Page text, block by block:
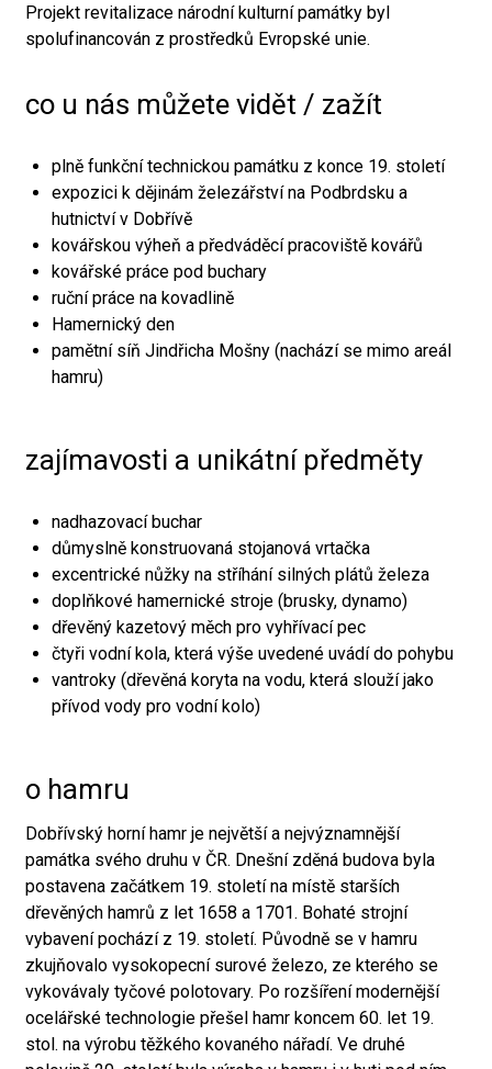
Projekt revitalizace národní kulturní památky byl
spolufinancován z prostředků Evropské unie.
co u nás můžete vidět / zažít
plně funkční technickou památku z konce 19. století
expozici k dějinám železářství na Podbrdsku a
hutnictví v Dobřívě
kovářskou výheň a předváděcí pracoviště kovářů
kovářské práce pod buchary
ruční práce na kovadlině
Hamernický den
pamětní síň Jindřicha Mošny (nachází se mimo areál
hamru)
zajímavosti a unikátní předměty
nadhazovací buchar
důmyslně konstruovaná stojanová vrtačka
excentrické nůžky na stříhání silných plátů železa
doplňkové hamernické stroje (brusky, dynamo)
dřevěný kazetový měch pro vyhřívací pec
čtyři vodní kola, která výše uvedené uvádí do pohybu
vantroky (dřevěná koryta na vodu, která slouží jako
přívod vody pro vodní kolo)
o hamru
Dobřívský horní hamr je největší a nejvýznamnější
památka svého druhu v ČR. Dnešní zděná budova byla
postavena začátkem 19. století na místě starších
dřevěných hamrů z let 1658 a 1701. Bohaté strojní
vybavení pochází z 19. století. Původně se v hamru
zkujňovalo vysokopecní surové železo, ze kterého se
vykovávaly tyčové polotovary. Po rozšíření modernější
ocelářské technologie přešel hamr koncem 60. let 19.
stol. na výrobu těžkého kovaného nářadí. Ve druhé